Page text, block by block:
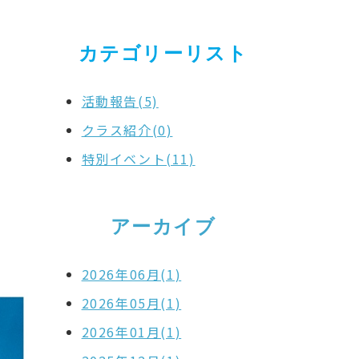
カテゴリーリスト
活動報告(5)
クラス紹介(0)
特別イベント(11)
アーカイブ
2026年06月(1)
2026年05月(1)
2026年01月(1)